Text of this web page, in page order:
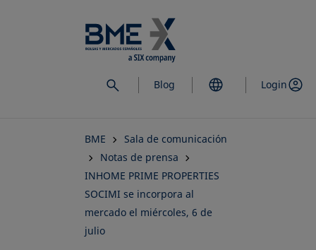
al
contenido
principal
Blog Login
BME
Sala de comunicación
Notas de prensa
INHOME PRIME PROPERTIES
SOCIMI se incorpora al
mercado el miércoles, 6 de
julio